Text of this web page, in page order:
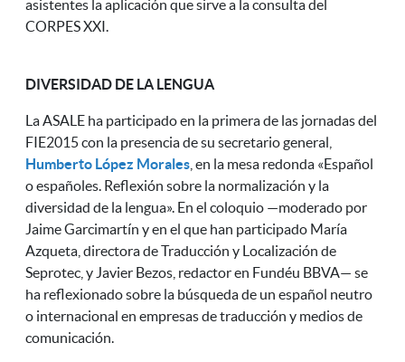
asistentes la aplicación que sirve a la consulta del
CORPES XXI.
DIVERSIDAD DE LA LENGUA
La ASALE ha participado en la primera de las jornadas del
FIE2015 con la presencia de su secretario general,
Humberto López Morales , en la mesa redonda «Español
o españoles. Reflexión sobre la normalización y la
diversidad de la lengua». En el coloquio —moderado por
Jaime Garcimartín y en el que han participado María
Azqueta, directora de Traducción y Localización de
Seprotec, y Javier Bezos, redactor en Fundéu BBVA— se
ha reflexionado sobre la búsqueda de un español neutro
o internacional en empresas de traducción y medios de
comunicación.